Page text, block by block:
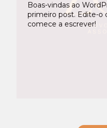
Boas-vindas ao
primeiro post. Edite-o
comece a escrever!